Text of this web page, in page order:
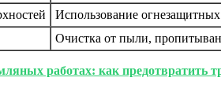
Использование
Очистка от пыли,
работах: как предотвратить